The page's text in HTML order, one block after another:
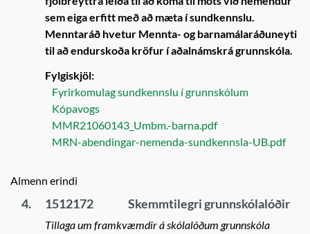
sem eiga erfitt með að mæta í sundkennslu.
Menntaráð hvetur Mennta- og barnamálaráðuneyti
til að endurskoða kröfur í aðalnámskrá grunnskóla.
Fylgiskjöl:
Fyrirkomulag sundkennslu í grunnskólum
Kópavogs
MMR21060143_Umbm.-barna.pdf
MRN-abendingar-nemenda-sundkennsla-UB.pdf
Almenn erindi
4. 1512172 Skemmtilegri grunnskólalóðir
Tillaga um framkvæmdir á skólalóðum grunnskóla